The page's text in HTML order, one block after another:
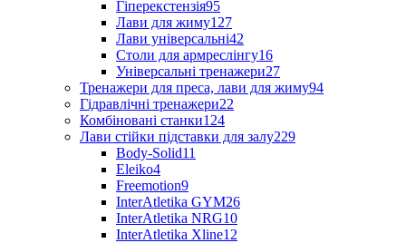
Гіперекстензія95
Лави для жиму127
Лави універсальні42
Столи для армреслінгу16
Універсальні тренажери27
Тренажери для преса, лави для жиму94
Гідравлічні тренажери22
Комбіновані станки124
Лави стійки підставки для залу229
Body-Solid11
Eleiko4
Freemotion9
InterAtletika GYM26
InterAtletika NRG10
InterAtletika Xline12